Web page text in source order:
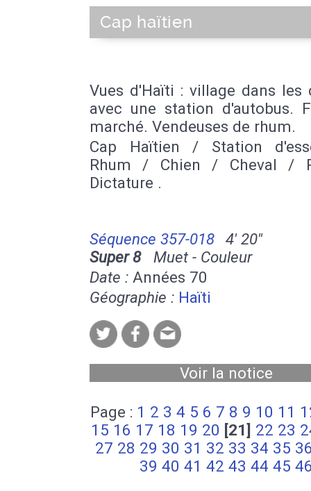
Cap haïtien
Vues d'Haïti : village dans les
avec une station d'autobus.
marché. Vendeuses de rhum.
Cap Haïtien / Station
Rhum / Chien / Cheval /
Dictature .
Séquence 357-018
4' 20''
Super 8Muet - Couleur
Date : Années 70
Géographie : Haïti
Voir la notice
Page : 1 2 3 4 5 6 7 8 9 10 11
15 16 17 18 19 20 [21] 22 23
27 28 29 30 31 32 33 34 35
39 40 41 42 43 44 45